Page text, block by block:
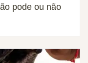
pode ou não